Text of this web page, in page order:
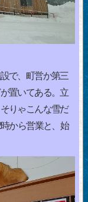
で、町営か第三
置いてある。立
りゃこんな雪だ
から営業と、始